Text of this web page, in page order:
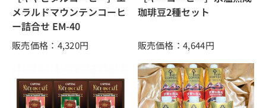
メラルドマウンテンコーヒ
ー詰合せ EM-40
販売価格：4,320円
珈琲豆2種セット
販売価格：4,644円